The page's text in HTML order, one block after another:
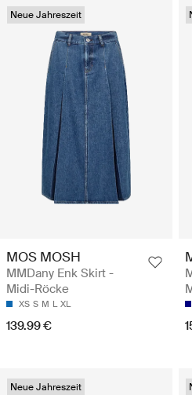
Neue Jahreszeit
MOS MOSH
MMDany Enk Skirt -
Midi-Röcke
XS S M L XL
139.99 €
Neue Jahreszeit